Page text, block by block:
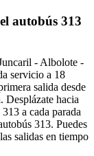
autobús 313
- Albolote -
servicio a 18
salida desde
Desplázate hacia
a cada parada
313. Puedes
salidas en tiempo